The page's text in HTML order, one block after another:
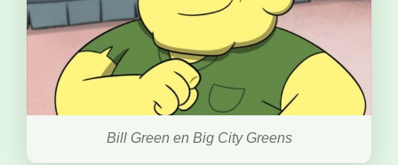
Bill Green en Big City Greens